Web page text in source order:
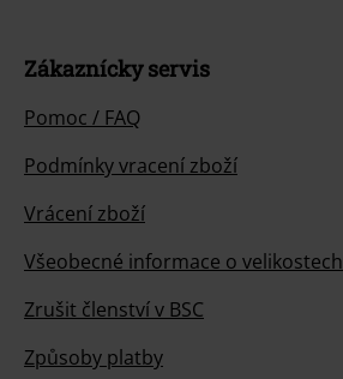
Zákaznícky servis
Pomoc / FAQ
Podmínky vracení zboží
Vrácení zboží
Všeobecné informace o velikostech
Zrušit členství v BSC
Způsoby platby